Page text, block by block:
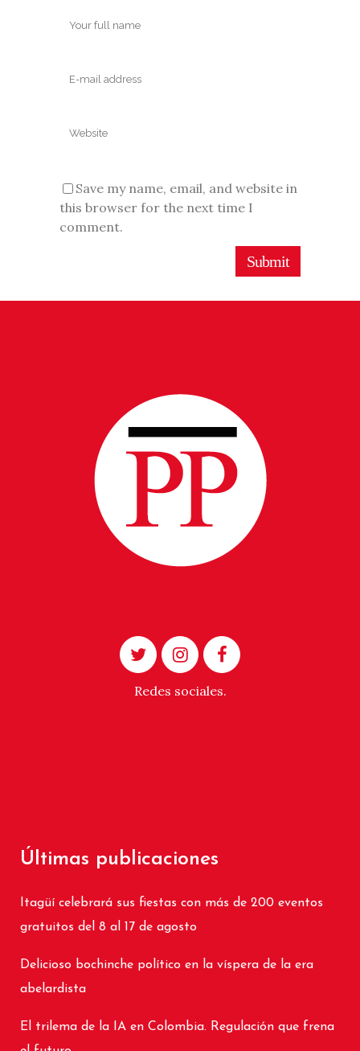
Save my name, email, and website in
this browser for the next time I
comment.
Redes sociales.
Últimas publicaciones
Itagüí celebrará sus fiestas con más de 200 eventos
gratuitos del 8 al 17 de agosto
Delicioso bochinche político en la víspera de la era
abelardista
El trilema de la IA en Colombia. Regulación que frena